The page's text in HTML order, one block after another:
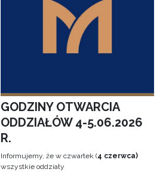
GODZINY OTWARCIA
ODDZIAŁÓW 4-5.06.2026
R.
Informujemy, że w czwartek (4 czerwca)
wszystkie oddziały